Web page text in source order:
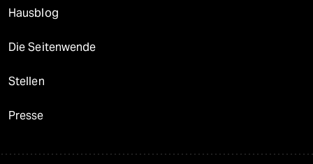
Hausblog
Die Seitenwende
Stellen
Presse